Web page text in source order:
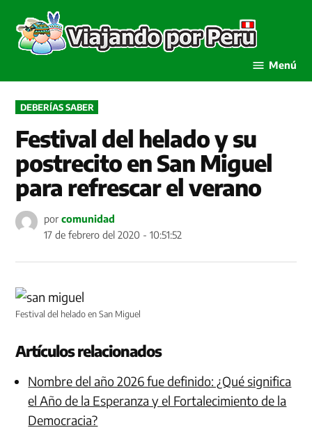
contenido
por
Menú
PUBLICADO
EN
DEBERÍAS SABER
Festival del helado y su
postrecito en San Miguel
para refrescar el verano
por comunidad
17 de febrero del 2020 - 10:51:52
Festival del helado en San Miguel
Artículos relacionados
Nombre del año 2026 fue definido: ¿Qué significa
el Año de la Esperanza y el Fortalecimiento de la
Democracia?